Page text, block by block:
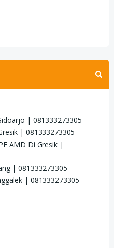
| 081333273305
| 081333273305
AMD Di Gresik |
| 081333273305
| 081333273305